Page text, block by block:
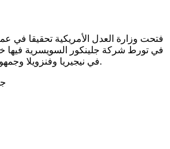
فتحت وزارة العدل الأمريكية تحقيقا في
في تورط شركة جلينكور السويسرية فيها
في نيجيريا وفنزويلا وجمهورية الكونغو الديمقراطية.